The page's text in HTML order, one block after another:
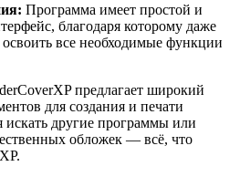
Программа имеет простой и
благодаря которому даже
освоить все необходимые функции
предлагает широкий
для создания и печати
другие программы или
обложек — всё, что